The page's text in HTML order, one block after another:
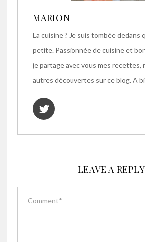
MARION
La cuisine ? Je suis tombée dedans
petite. Passionnée de cuisine et
je partage avec vous mes recettes,
autres découvertes sur ce blog. A
LEAVE A REPLY